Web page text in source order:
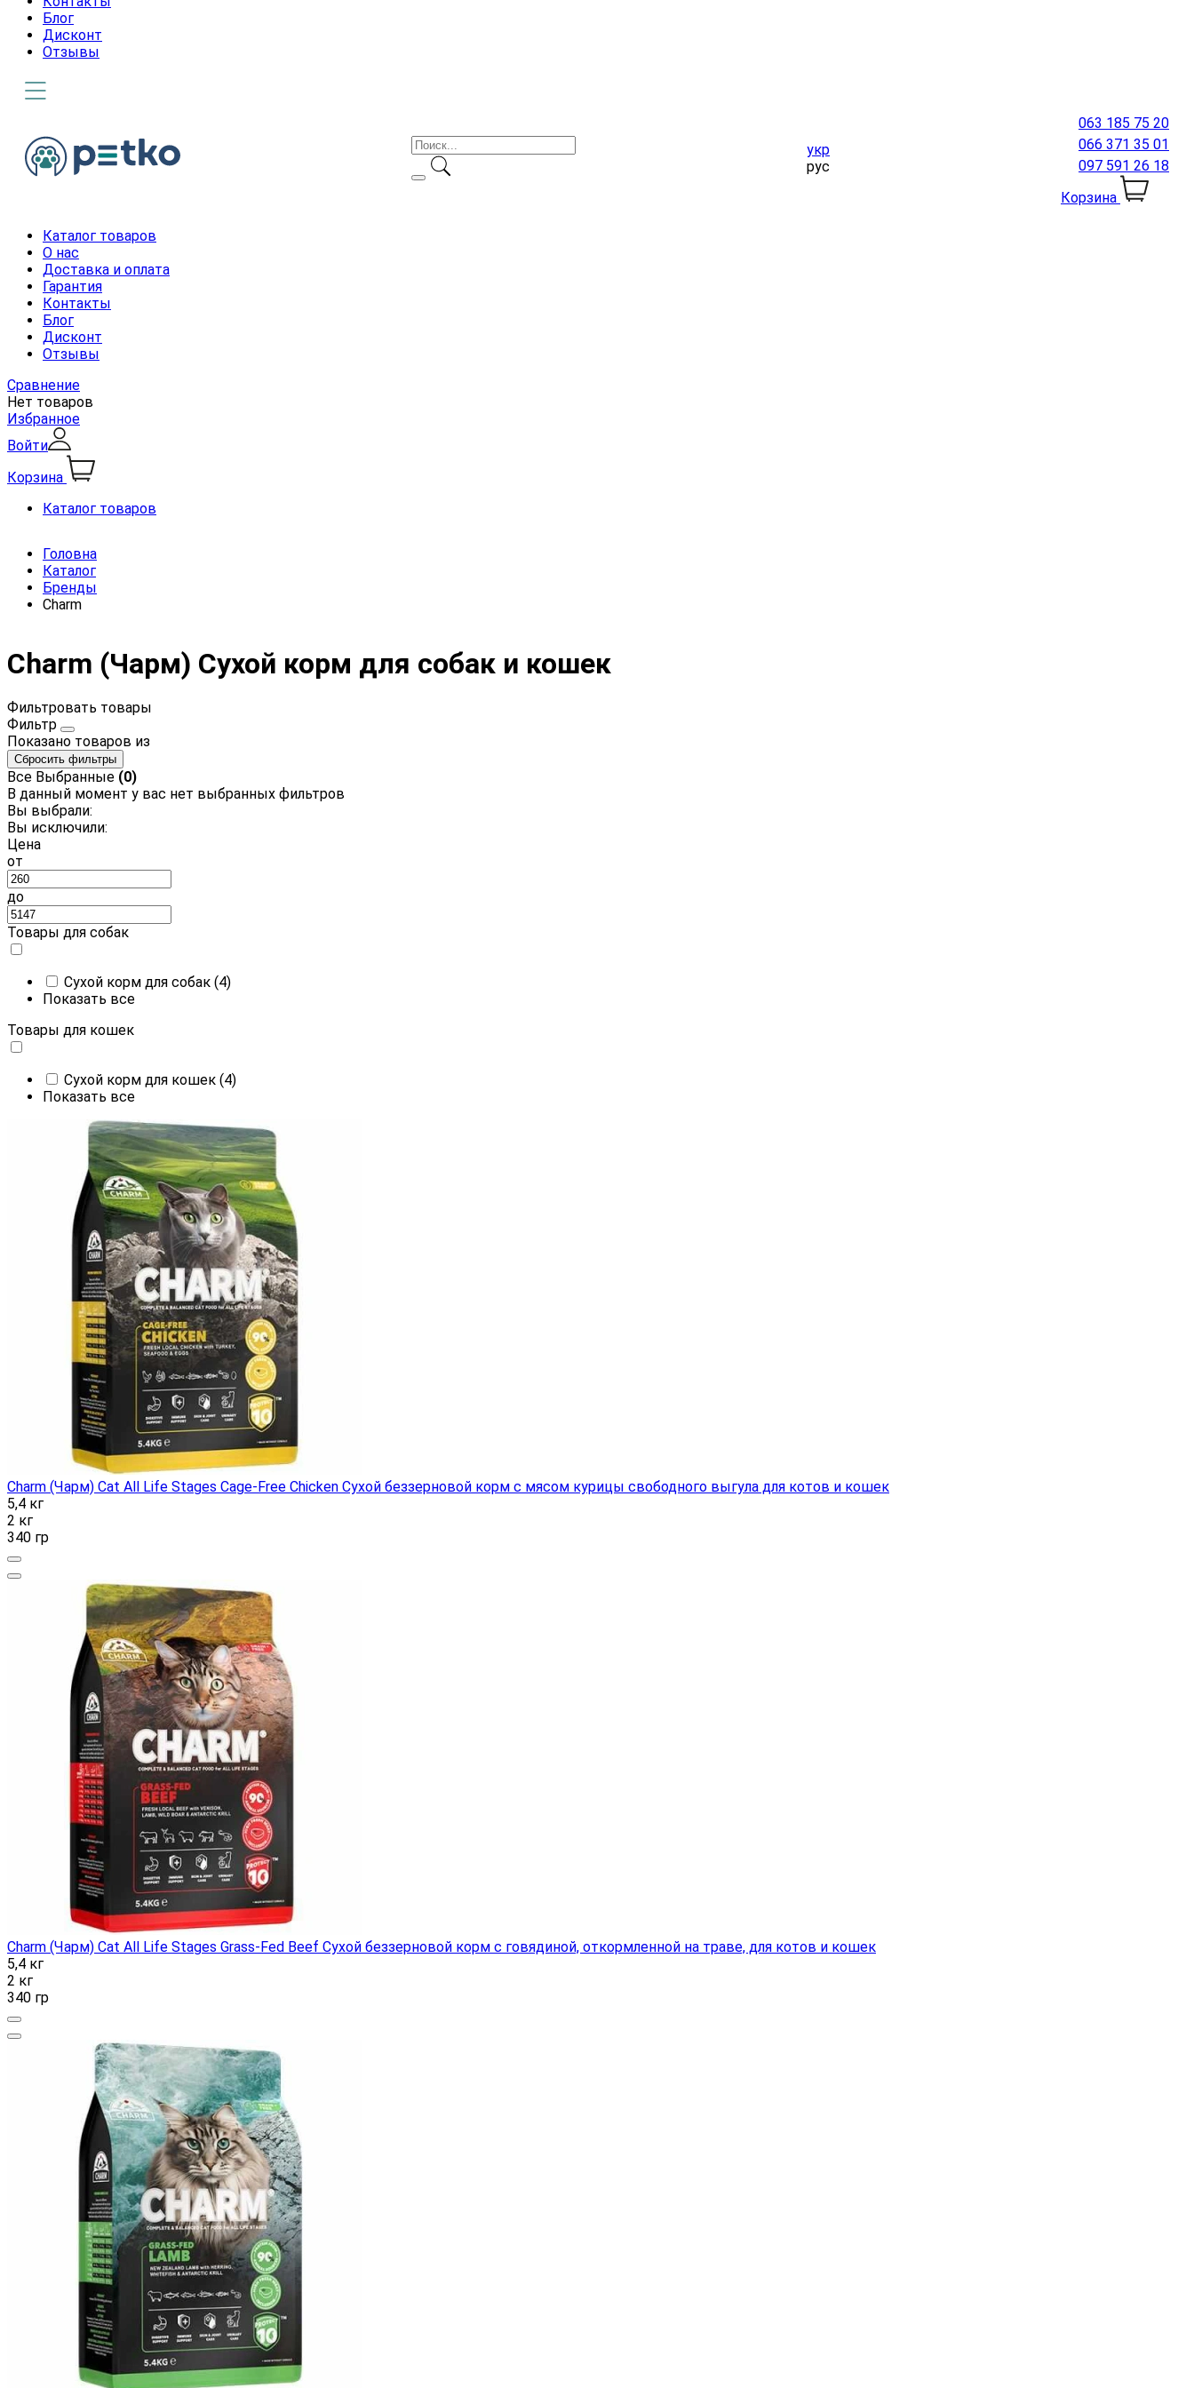
Блог
Дисконт
Отзывы
укр
рус
063 185 75 20
066 371 35 01
097 591 26 18
Корзина
Каталог товаров
О нас
Доставка и оплата
Гарантия
Контакты
Блог
Дисконт
Отзывы
Сравнение
Нет товаров
Избранное
Войти
Корзина
Каталог товаров
Головна
Каталог
Бренды
Charm
Charm (Чарм) Сухой корм для собак и кошек
Фильтровать товары
Фильтр
Показано товаров из
Сбросить фильтры
Все Выбранные (0)
В данный момент у вас нет выбранных фильтров
Вы выбрали:
Вы исключили:
Цена
от
до
Товары для собак
Сухой корм для собак (4)
Показать все
Товары для кошек
Сухой корм для кошек (4)
Показать все
Charm (Чарм) Cat All Life Stages Cage-Free Chicken Сухой беззерновой корм с мясом курицы свободного выгула для котов и кошек
5,4 кг
2 кг
340 гр
Charm (Чарм) Cat All Life Stages Grass-Fed Beef Сухой беззерновой корм с говядиной, откормленной на траве, для котов и кошек
5,4 кг
2 кг
340 гр